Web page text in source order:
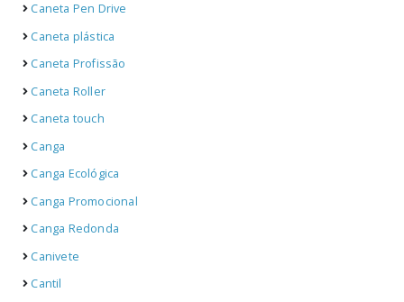
Caneta Pen Drive
Caneta plástica
Caneta Profissão
Caneta Roller
Caneta touch
Canga
Canga Ecológica
Canga Promocional
Canga Redonda
Canivete
Cantil